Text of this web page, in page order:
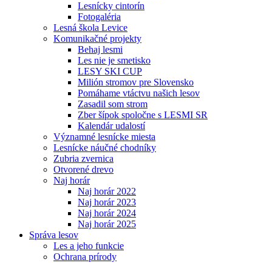
Lesnícky cintorín
Fotogaléria
Lesná škola Levice
Komunikačné projekty
Behaj lesmi
Les nie je smetisko
LESY SKI CUP
Milión stromov pre Slovensko
Pomáhame vtáctvu našich lesov
Zasadil som strom
Zber šípok spoločne s LESMI SR
Kalendár udalostí
Významné lesnícke miesta
Lesnícke náučné chodníky
Zubria zvernica
Otvorené drevo
Naj horár
Naj horár 2022
Naj horár 2023
Naj horár 2024
Naj horár 2025
Správa lesov
Les a jeho funkcie
Ochrana prírody